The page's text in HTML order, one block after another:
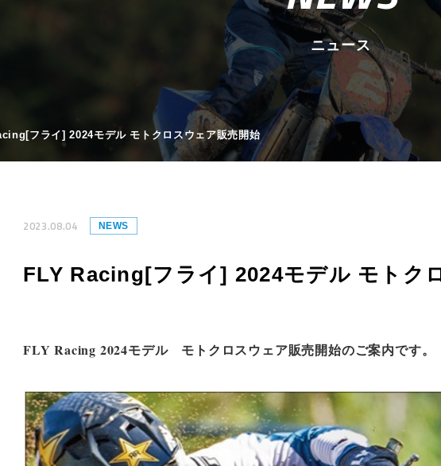
ニュース
フライ] 2024モデル モトクロスウェア販売開始
2023.08.04 NEWS
FLY Racing[フライ] 2024モデル モトク
FLY Racing 2024モデル モトクロスウェア販売開始のご案内です。